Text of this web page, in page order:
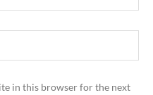
in this browser for the next